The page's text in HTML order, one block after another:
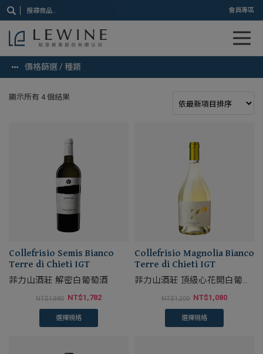
會員專區
價格篩選 / 種類
顯示所有 4 個結果
Collefrisio Semis Bianco
Terre di Chieti IGT
菲力山酒莊 解密白葡萄酒
NT$1,980 NT$1,782
選擇規格
Collefrisio Magnolia Bianco
Terre di Chieti IGT
菲力山酒莊 頂級心花開白葡萄
NT$1,200 NT$1,080
選擇規格